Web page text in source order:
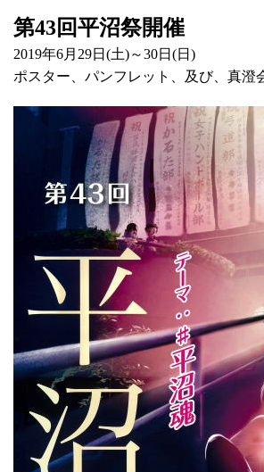
第43回平沼祭開催
2019年6月29日(土)～30日(日)
ポスター、パンフレット、及び、真